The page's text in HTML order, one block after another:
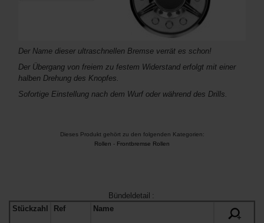
Der Name dieser ultraschnellen Bremse verrät es schon!
Der Übergang von freiem zu festem Widerstand erfolgt mit einer
halben Drehung des Knopfes.
Sofortige Einstellung nach dem Wurf oder während des Drills.
Dieses Produkt gehört zu den folgenden Kategorien:
Rollen - Frontbremse Rollen
Bündeldetail :
Stückzahl
Ref
Name
+